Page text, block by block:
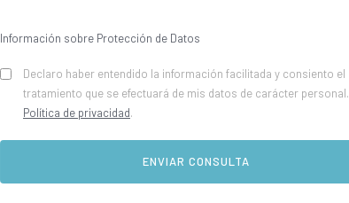
Información sobre Protección de Datos
Declaro haber entendido la información facilitada y consiento el
tratamiento que se efectuará de mis datos de carácter personal.
Política de privacidad.